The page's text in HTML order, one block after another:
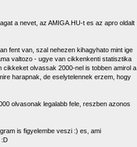
a nevet, az AMIGA.HU-t es az apro oldalt
fent van, szal nehezen kihagyhato mint ige
valtozo - ugye van cikkenkenti statisztika
cikkeket olvassak 2000-nel is tobben amirol a
harapnak, de eselytelennek erzem, hogy
olvasonak legalabb fele, reszben azonos
is figyelembe veszi :) es, ami
:D